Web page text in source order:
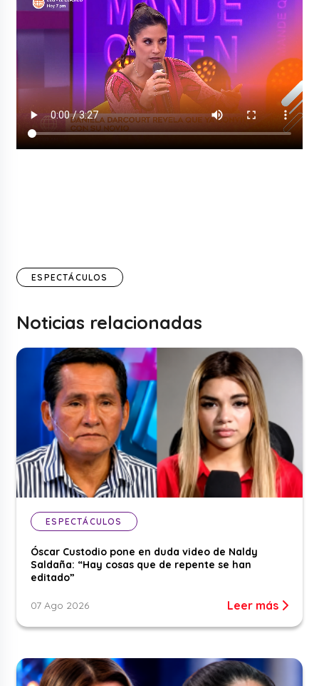
ESPECTÁCULOS
Noticias relacionadas
ESPECTÁCULOS
Óscar Custodio pone en duda video de Naldy
Saldaña: “Hay cosas que de repente se han
editado”
07 Ago 2026 Leer más